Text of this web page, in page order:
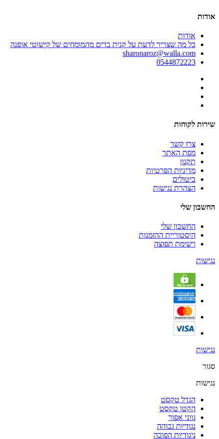
אודות
אודות
כל מה שצריך לדעת על קנית בדים מהמומחים של קישוטי אופנה
sharonaroz@walla.com
0544872223
שירות לקוחות
צרו קשר
מפת האתר
תקנון
מדיניות הפרטיות
ביטולים
הצהרת נגישות
החשבון שלי
החשבון שלי
היסטוריית ההזמנות
רשימת תפוצה
נגישות
נגישות
סגור
נגישות
הגדל טקסט
הקטן טקסט
גווני אפור
נגודיות גבוהה
ניגודיות הפוכה